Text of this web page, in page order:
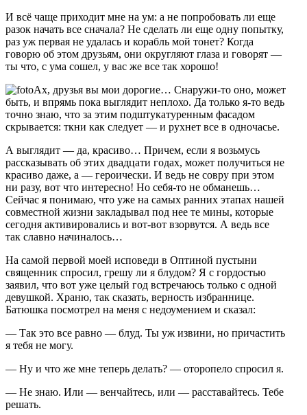
И всё чаще приходит мне на ум: а не попробовать ли еще
разок начать все сначала? Не сделать ли еще одну попытку,
раз уж первая не удалась и корабль мой тонет? Когда
говорю об этом друзьям, они округляют глаза и говорят —
ты что, с ума сошел, у вас же все так хорошо!
Ах, друзья вы мои дорогие… Снаружи-то оно, может
быть, и впрямь пока выглядит неплохо. Да только я-то ведь
точно знаю, что за этим подштукатуренным фасадом
скрывается: ткни как следует — и рухнет все в одночасье.
А выглядит — да, красиво… Причем, если я возьмусь
рассказывать об этих двадцати годах, может получиться не
красиво даже, а — героически. И ведь не совру при этом
ни разу, вот что интересно! Но себя-то не обманешь…
Сейчас я понимаю, что уже на самых ранних этапах нашей
совместной жизни закладывал под нее те мины, которые
сегодня активировались и вот-вот взорвутся. А ведь все
так славно начиналось…
На самой первой моей исповеди в Оптиной пустыни
священник спросил, грешу ли я блудом? Я с гордостью
заявил, что вот уже целый год встречаюсь только с одной
девушкой. Храню, так сказать, верность избраннице.
Батюшка посмотрел на меня с недоумением и сказал:
— Так это все равно — блуд. Ты уж извини, но причастить
я тебя не могу.
— Ну и что же мне теперь делать? — оторопело спросил я.
— Не знаю. Или — венчайтесь, или — расставайтесь. Тебе
решать.